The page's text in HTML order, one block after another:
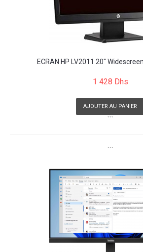
ECRAN HP LV2011 20"
1 428 Dhs
AJOUTER AU PANIER
```
```